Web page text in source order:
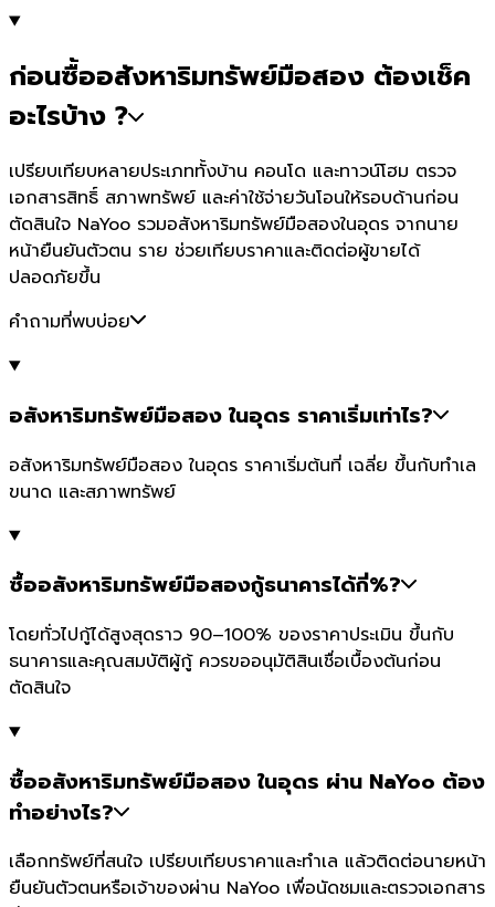
ก่อนซื้ออสังหาริมทรัพย์มือสอง ต้องเช็ค
อะไรบ้าง ?
เปรียบเทียบหลายประเภททั้งบ้าน คอนโด และทาวน์โฮม ตรวจ
เอกสารสิทธิ์ สภาพทรัพย์ และค่าใช้จ่ายวันโอนให้รอบด้านก่อน
ตัดสินใจ NaYoo รวมอสังหาริมทรัพย์มือสองในอุดร จากนาย
หน้ายืนยันตัวตน ราย ช่วยเทียบราคาและติดต่อผู้ขายได้
ปลอดภัยขึ้น
คำถามที่พบบ่อย
อสังหาริมทรัพย์มือสอง ในอุดร ราคาเริ่มเท่าไร?
อสังหาริมทรัพย์มือสอง ในอุดร ราคาเริ่มต้นที่ เฉลี่ย ขึ้นกับทำเล
ขนาด และสภาพทรัพย์
ซื้ออสังหาริมทรัพย์มือสองกู้ธนาคารได้กี่%?
โดยทั่วไปกู้ได้สูงสุดราว 90–100% ของราคาประเมิน ขึ้นกับ
ธนาคารและคุณสมบัติผู้กู้ ควรขออนุมัติสินเชื่อเบื้องต้นก่อน
ตัดสินใจ
ซื้ออสังหาริมทรัพย์มือสอง ในอุดร ผ่าน NaYoo ต้อง
ทำอย่างไร?
เลือกทรัพย์ที่สนใจ เปรียบเทียบราคาและทำเล แล้วติดต่อนายหน้า
ยืนยันตัวตนหรือเจ้าของผ่าน NaYoo เพื่อนัดชมและตรวจเอกสาร